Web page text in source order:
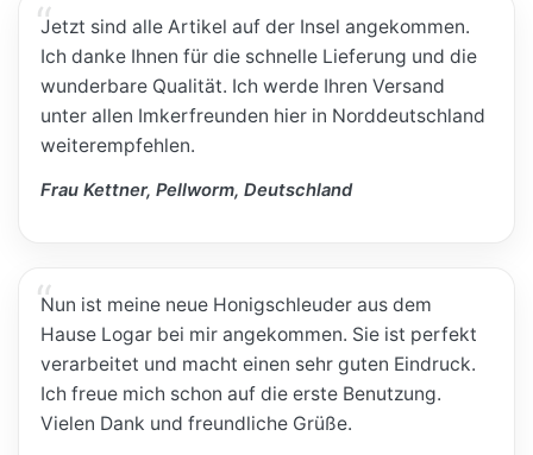
Jetzt sind alle Artikel auf der Insel angekommen.
Ich danke Ihnen für die schnelle Lieferung und die
wunderbare Qualität. Ich werde Ihren Versand
unter allen Imkerfreunden hier in Norddeutschland
weiterempfehlen.
Frau Kettner, Pellworm, Deutschland
Nun ist meine neue Honigschleuder aus dem
Hause Logar bei mir angekommen. Sie ist perfekt
verarbeitet und macht einen sehr guten Eindruck.
Ich freue mich schon auf die erste Benutzung.
Vielen Dank und freundliche Grüße.